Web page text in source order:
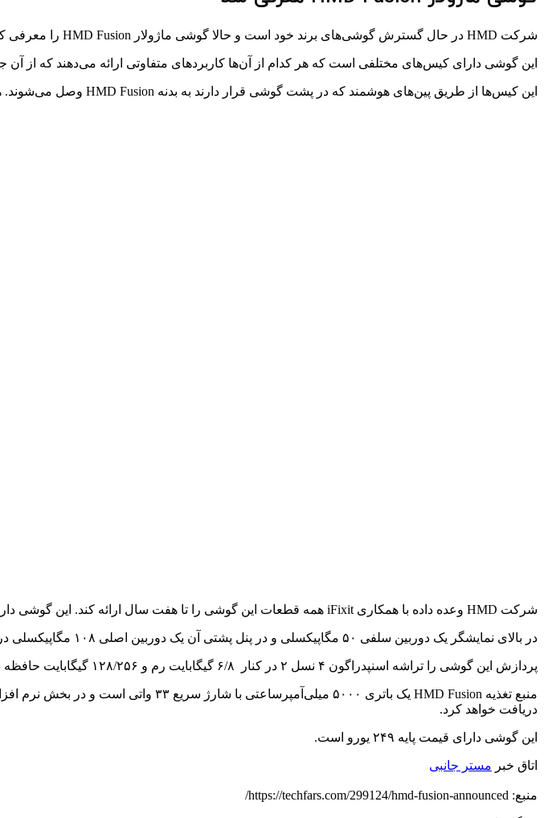
شرکت HMD در حال گسترش گوشی‌های برند خود است و حالا گوشی ماژولار HMD Fusion را معرفی کرده است.
این گوشی دارای کیس‌های مختلفی است که هر کدام از آن‌ها کاربردهای متفاوتی ارائه می‌دهند که از
این کیس‌ها از طریق پین‌های هوشمند که در پشت گوشی قرار دارند به بدنه HMD Fusion وصل می‌شوند. همچنین این گوشی را می‌توان به‌راحتی تعمیر کرد.
شرکت HMD وعده داده با همکاری iFixit همه قطعات این گوشی را تا هفت سال ارائه کند. این گوشی دارای نمایشگر ۶.۵۶ اینچی IPS LCD با نرخ ۹۰ هرتز است.
در بالای نمایشگر یک دوربین سلفی ۵۰ مگاپیکسلی و در پنل پشتی آن یک دوربین اصلی ۱۰۸ مگاپیکسلی در کنار یک دوربین عمق‌سنج ۲ مگاپیکسلی وجود دارد.
پردازش این گوشی را تراشه اسنپدراگون ۴ نسل ۲ در کنار ۶/۸ گیگابایت رم و ۱۲۸/۲۵۶ گیگابایت حافظه داخلی بر عهده دارد.
دریافت خواهد کرد.
این گوشی دارای قیمت پایه ۲۴۹ یورو است.
اتاق خبر مستر جانبی
منبع: https://techfars.com/299124/hmd-fusion-announced/